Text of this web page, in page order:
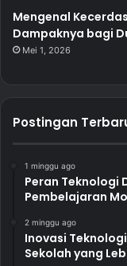
Mengenal
Dampaknya bagi
Mei 1, 2026
Postingan
1 minggu ago
Peran Teknologi
Pembelajaran
2 minggu ago
Inovasi
Sekolah yang